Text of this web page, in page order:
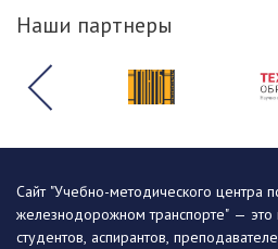
Наши партнеры
Сайт "Учебно-методического центра
железнодорожном транспорте" —
студентов, аспирантов,